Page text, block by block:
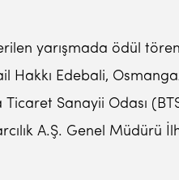
yarışmada ödül
Hakkı Edebali,
Sanayii Odası
A.Ş. Genel Müdürü